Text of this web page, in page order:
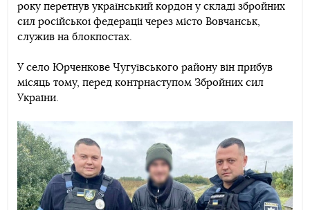
року перетнув український кордон у складі збройних
сил російської федерації через місто Вовчанськ,
служив на блокпостах.
У село Юрченкове Чугуївського району він прибув
місяць тому, перед контрнаступом Збройних сил
України.